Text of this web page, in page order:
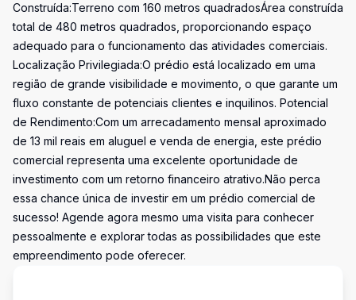
Construída:Terreno com 160 metros quadradosÁrea construída
total de 480 metros quadrados, proporcionando espaço
adequado para o funcionamento das atividades comerciais.
Localização Privilegiada:O prédio está localizado em uma
região de grande visibilidade e movimento, o que garante um
fluxo constante de potenciais clientes e inquilinos. Potencial
de Rendimento:Com um arrecadamento mensal aproximado
de 13 mil reais em aluguel e venda de energia, este prédio
comercial representa uma excelente oportunidade de
investimento com um retorno financeiro atrativo.Não perca
essa chance única de investir em um prédio comercial de
sucesso! Agende agora mesmo uma visita para conhecer
pessoalmente e explorar todas as possibilidades que este
empreendimento pode oferecer.